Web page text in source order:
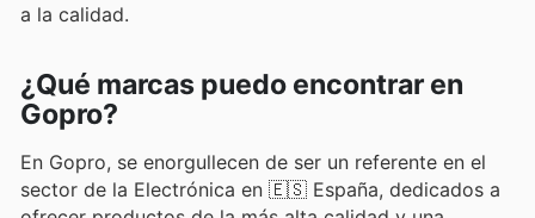
a la calidad.
¿Qué marcas puedo encontrar en
Gopro?
En Gopro, se enorgullecen de ser un referente en el
sector de la Electrónica en 🇪🇸 España, dedicados a